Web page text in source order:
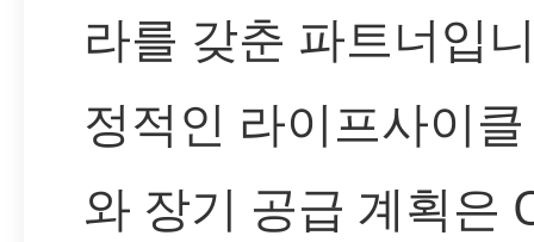
라를 갖춘 파트너입
정적인 라이프사이
와 장기 공급 계획은